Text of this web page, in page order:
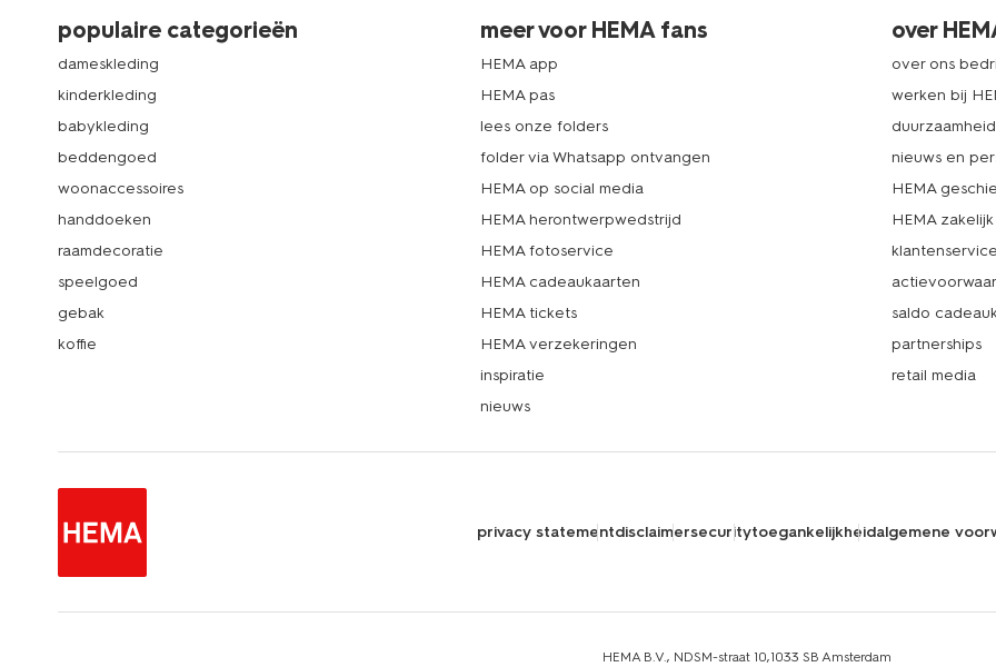
populaire categorieën
dameskleding
kinderkleding
babykleding
beddengoed
woonaccessoires
handdoeken
raamdecoratie
speelgoed
gebak
koffie
meer voor HEMA fans
HEMA app
HEMA pas
lees onze folders
folder via Whatsapp ontvangen
HEMA op social media
HEMA herontwerpwedstrijd
HEMA fotoservice
HEMA cadeaukaarten
HEMA tickets
HEMA verzekeringen
inspiratie
nieuws
over
over ons
werken bij
duurzaamheid
nieuws en
HEMA
HEMA zakelijk
klantenservice
saldo
partnerships
retail media
privacy statementdisclaimersecuritytoegankelijkheidalgemene
HEMA B.V., NDSM-straat 10,1033 SB Amsterdam